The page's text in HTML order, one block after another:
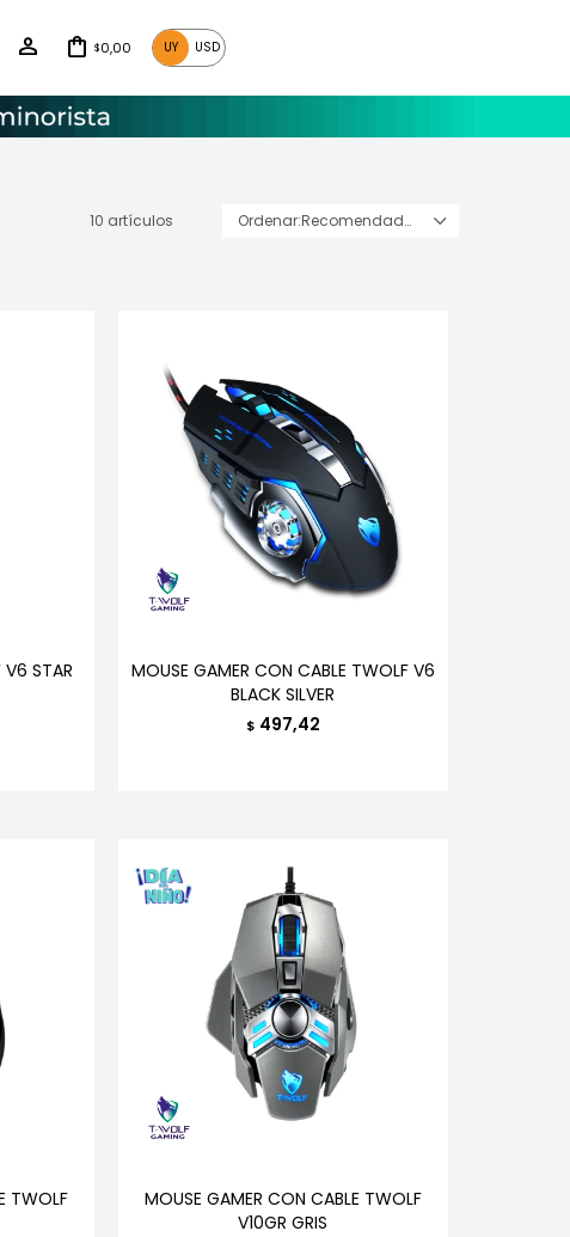
$0,00 UY USD
10 artículos Recomendados
STAR
MOUSE GAMER CON CABLE TWOLF V6
BLACK SILVER
$ 497,42
TWOLF
MOUSE GAMER CON CABLE TWOLF
V10GR GRIS